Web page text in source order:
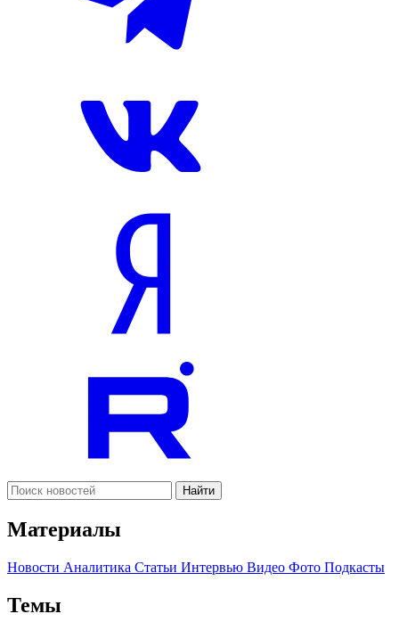
Найти
Материалы
Новости Аналитика Статьи Интервью Видео Фото Подкасты
Темы